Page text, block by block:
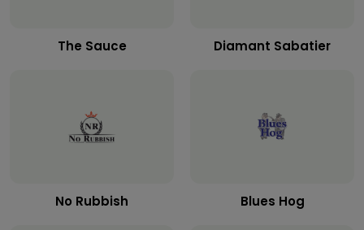
The Sauce Diamant Sabatier
No Rubbish Blues Hog